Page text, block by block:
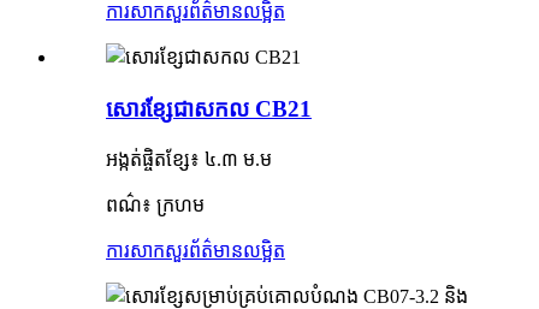
ការសាកសួរព័ត៌មានលម្អិត
សោរខ្សែជាសកល CB21
អង្កត់ផ្ចិតខ្សែ៖ ៤.៣ ម.ម
ពណ៌៖ ក្រហម
ការសាកសួរព័ត៌មានលម្អិត